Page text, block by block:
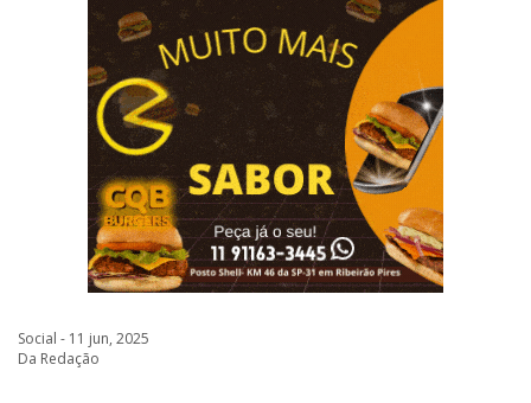
Social - 11 jun, 2025
Da Redação